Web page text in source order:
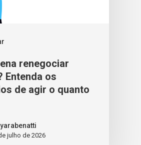
renegociar
Entenda os
de agir o quanto
julho de 2026